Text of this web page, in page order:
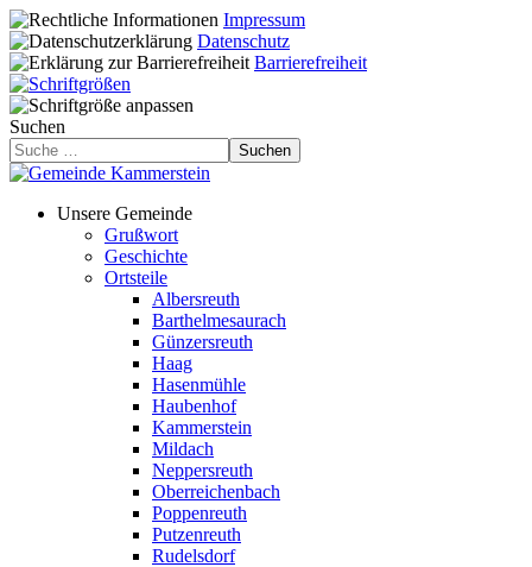
Impressum
Datenschutz
Barrierefreiheit
Suchen
Suchen
Unsere Gemeinde
Grußwort
Geschichte
Ortsteile
Albersreuth
Barthelmesaurach
Günzersreuth
Haag
Hasenmühle
Haubenhof
Kammerstein
Mildach
Neppersreuth
Oberreichenbach
Poppenreuth
Putzenreuth
Rudelsdorf